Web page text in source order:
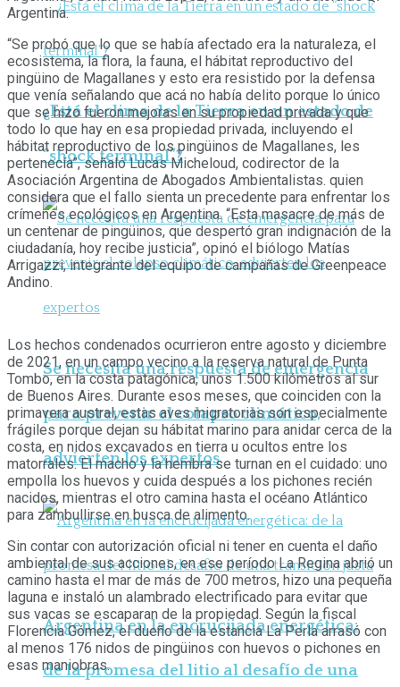
¿Está el clima de la Tierra en un estado de
“shock terminal”?
Se necesita una respuesta de emergencia
para prevenir el colapso climático,
advierten los expertos
Argentina en la encrucijada energética:
de la promesa del litio al desafío de una
Argentina.
“Se probó que lo que se había afectado era la naturaleza, el
ecosistema, la flora, la fauna, el hábitat reproductivo del
pingüino de Magallanes y esto era resistido por la defensa
que venía señalando que acá no había delito porque lo único
que se hizo fueron mejoras en su propiedad privada y que
todo lo que hay en esa propiedad privada, incluyendo el
hábitat reproductivo de los pingüinos de Magallanes, les
pertenecía”, señaló Lucas Micheloud, codirector de la
Asociación Argentina de Abogados Ambientalistas. quien
considera que el fallo sienta un precedente para enfrentar los
crímenes ecológicos en Argentina. “Esta masacre de más de
un centenar de pingüinos, que despertó gran indignación de la
ciudadanía, hoy recibe justicia”, opinó el biólogo Matías
Arrigazzi, integrante del equipo de campañas de Greenpeace
Andino.
Los hechos condenados ocurrieron entre agosto y diciembre
de 2021, en un campo vecino a la reserva natural de Punta
Tombo, en la costa patagónica, unos 1.500 kilómetros al sur
de Buenos Aires. Durante esos meses, que coinciden con la
primavera austral, estas aves migratorias son especialmente
frágiles porque dejan su hábitat marino para anidar cerca de la
costa, en nidos excavados en tierra u ocultos entre los
matorrales. El macho y la hembra se turnan en el cuidado: uno
empolla los huevos y cuida después a los pichones recién
nacidos, mientras el otro camina hasta el océano Atlántico
para zambullirse en busca de alimento.
Sin contar con autorización oficial ni tener en cuenta el daño
ambiental de sus acciones, en ese período La Regina abrió un
camino hasta el mar de más de 700 metros, hizo una pequeña
laguna e instaló un alambrado electrificado para evitar que
sus vacas se escaparan de la propiedad. Según la fiscal
Florencia Gómez, el dueño de la estancia La Perla arrasó con
al menos 176 nidos de pingüinos con huevos o pichones en
esas maniobras.